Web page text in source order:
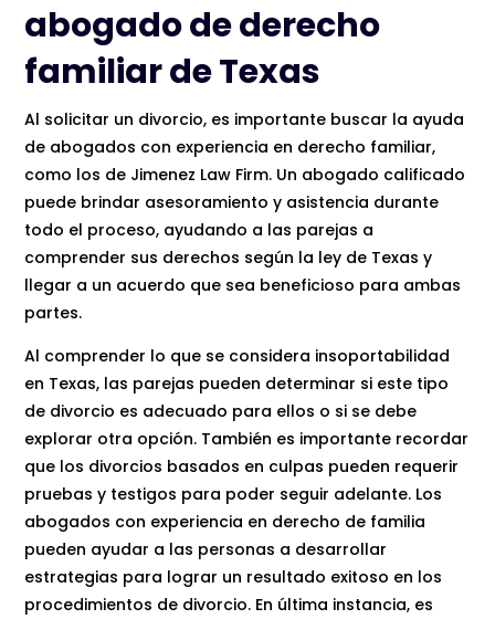
abogado de derecho
familiar de Texas
Al solicitar un divorcio, es importante buscar la ayuda
de abogados con experiencia en derecho familiar,
como los de Jimenez Law Firm. Un abogado calificado
puede brindar asesoramiento y asistencia durante
todo el proceso, ayudando a las parejas a
comprender sus derechos según la ley de Texas y
llegar a un acuerdo que sea beneficioso para ambas
partes.
Al comprender lo que se considera insoportabilidad
en Texas, las parejas pueden determinar si este tipo
de divorcio es adecuado para ellos o si se debe
explorar otra opción. También es importante recordar
que los divorcios basados ​​en culpas pueden requerir
pruebas y testigos para poder seguir adelante. Los
abogados con experiencia en derecho de familia
pueden ayudar a las personas a desarrollar
estrategias para lograr un resultado exitoso en los
procedimientos de divorcio. En última instancia, es